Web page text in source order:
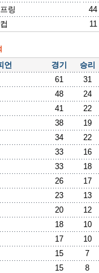
링
44
11
언 경기
승리
61
31
48
24
41
22
38
19
34
22
33
16
33
18
26
17
23
13
20
12
18
10
17
10
15
7
15
8